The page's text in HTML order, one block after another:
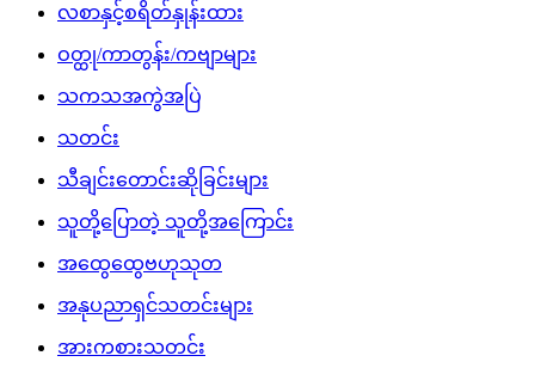
လစာနှင့်စရိတ်နှုန်းထား
ဝတ္ထု/ကာတွန်း/ကဗျာများ
သကသအကွဲအပြဲ
သတင်း
သီချင်းတောင်းဆိုခြင်းများ
သူတို့ပြောတဲ့ သူတို့အကြောင်း
အထွေထွေဗဟုသုတ
အနုပညာရှင်သတင်းများ
အားကစားသတင်း